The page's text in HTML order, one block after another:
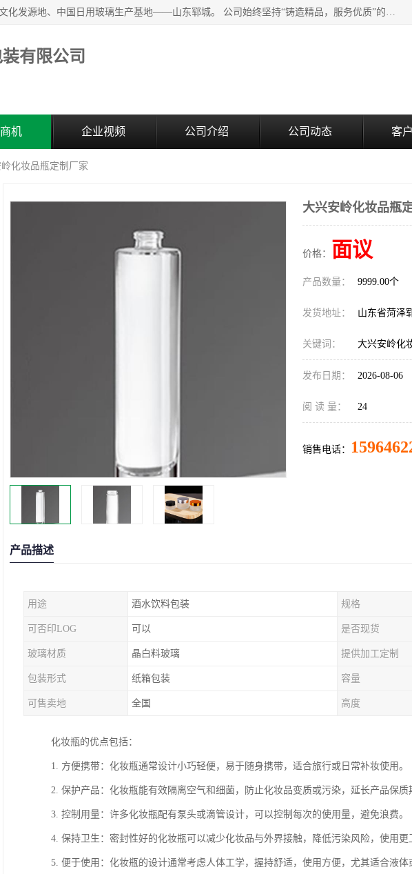
山东郓城瑞升玻璃有限公司地处水浒文化发源地、中国日用玻璃生产基地——山东郓城。 公司始终坚持“铸造精品，服务优质”的经营理念，斥资8000多万元引进国内先进的水晶料手工瓶生产线6条，晶白料8S机生产线8条，并引进人工挑料生产异型瓶和水晶玻璃瓶盖生产线。
有限公司
机 企业视频 公司介绍 公司动态 客
化妆品瓶定制厂家
大兴安岭化妆品瓶
价格： 面议
产品数量： 9999.00个
发货地址： 山东省菏泽
关键词： 大兴安岭化
发布日期： 2026-08-06
阅 读 量： 24
销售电话：
产品描述
用途 酒水饮料包装 规格
可否印LOG 可以 是否现货
玻璃材质 晶白料玻璃 提供加工定制
包装形式 纸箱包装 容量
可售卖地 全国 高度
化妆瓶的优点包括：
1. 方便携带：化妆瓶通常设计小巧轻便，易于随身携带，适合旅行或日常补妆使用。
2. 保护产品：化妆瓶能有效隔离空气和细菌，防止化妆品变质或污染，延长产品保质
3. 控制用量：许多化妆瓶配有泵头或滴管设计，可以控制每次的使用量，避免浪费。
4. 保持卫生：密封性好的化妆瓶可以减少化妆品与外界接触，降低污染风险，使用更
5. 便于使用：化妆瓶的设计通常考虑人体工学，握持舒适，使用方便，尤其适合液体